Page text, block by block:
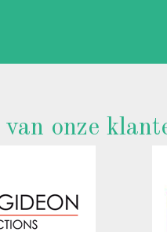
onze